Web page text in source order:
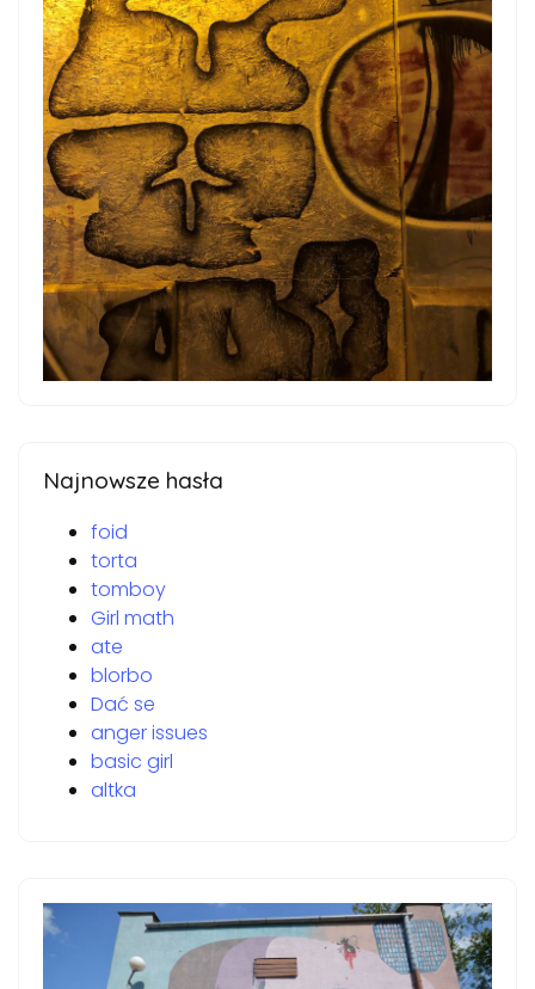
Najnowsze hasła
foid
torta
tomboy
Girl math
ate
blorbo
Dać se
anger issues
basic girl
altka